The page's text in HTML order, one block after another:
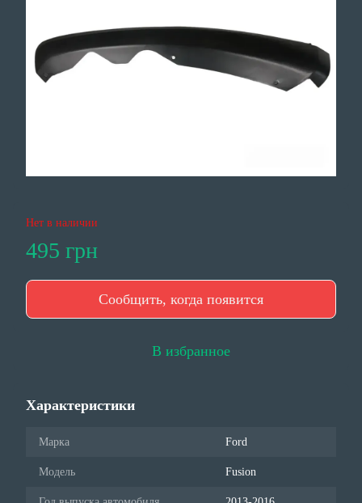
Нет в наличии
495 грн
Сообщить, когда появится
В избранное
Характеристики
Марка Ford
Модель Fusion